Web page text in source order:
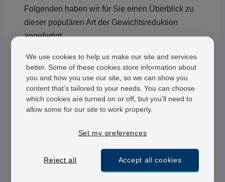
Folgenden haben wir für Sie einen Überblick zu
dieser populären Art der Gewichtsreduktion
angefertigt.
Was beinhaltet die 5:2 Diät?
Wer der 5:2 Diät folgt, kann an 5 Tagen in der
Woche “normal” essen und wird an 2 Tagen
fasten. Glücklicherweise heißt fasten in diesem
An jedem der zwei Fastentage, welche übrigens
nicht aufeinander folgen sollten, dürfen Frauen
bis zu 500 Kalorien und Männer bis zu 600
Kalorien zu sich nehmen.
We use cookies to help us make our site and services
better. Some of these cookies store information about
you and how you use our site, so we can show you
content that’s tailored to your needs. You can choose
which cookies are turned on or off, but you’ll need to
allow some for our site to work properly.
Set my preferences
Reject all Accept all cookies